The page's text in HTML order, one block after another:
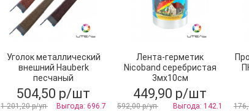
Уголок металлический
внешний Hauberk
песчаный
504,50 р/шт
1 201,20 р/уп Выгода: 696.7
Лента-герметик
Nicoband серебристая
3мх10см
449,90 р/шт
592,00 р/уп Выгода: 142.1